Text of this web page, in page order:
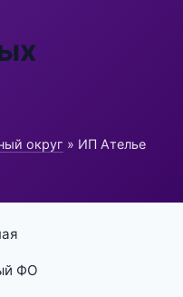
округ » ИП Ателье
ФО